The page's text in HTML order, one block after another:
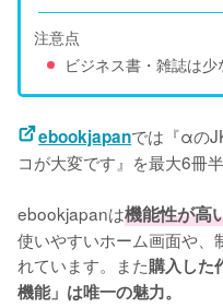
注意点
ビジネス書・雑誌は少
ebookjapanでは『αの
コが大変です』を最大6冊
ebookjapanは機能性が高
使いやすいホーム画面や、
れています。また購入した
機能」は唯一の魅力。